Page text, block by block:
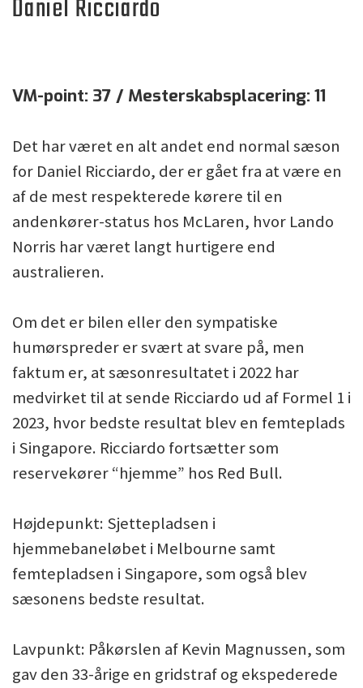
Daniel Ricciardo
VM-point: 37 / Mesterskabsplacering: 11
Det har været en alt andet end normal sæson
for Daniel Ricciardo, der er gået fra at være en
af de mest respekterede kørere til en
andenkører-status hos McLaren, hvor Lando
Norris har været langt hurtigere end
australieren.
Om det er bilen eller den sympatiske
humørspreder er svært at svare på, men
faktum er, at sæsonresultatet i 2022 har
medvirket til at sende Ricciardo ud af Formel 1 i
2023, hvor bedste resultat blev en femteplads
i Singapore. Ricciardo fortsætter som
reservekører “hjemme” hos Red Bull.
Højdepunkt: Sjettepladsen i
hjemmebaneløbet i Melbourne samt
femtepladsen i Singapore, som også blev
sæsonens bedste resultat.
Lavpunkt: Påkørslen af Kevin Magnussen, som
gav den 33-årige en gridstraf og ekspederede